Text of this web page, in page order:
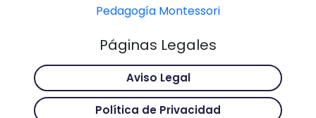
Pedagogía Montessori
Páginas Legales
Aviso Legal
Política de Privacidad